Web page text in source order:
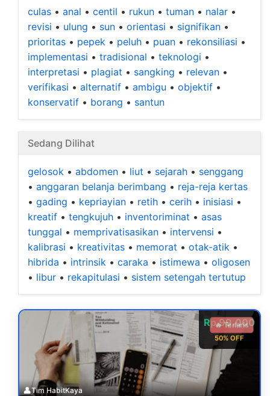
culas • anal • centil • rukun • tuman • nalar •
revisi • ulung • sun • orientasi • signifikan •
prioritas • pepek • peluh • puan • rekonsiliasi •
implementasi • tradisional • teknologi •
interpretasi • plagiat • sangking • relevan •
verifikasi • alternatif • ambigu • objektif •
konservatif • borang • santun
Sedang Dilihat
gelosok • abdomen • liut • sejarah • senggang
• anggaran belanja berimbang • reja-reja kertas
• gading • kepriayian • retih • cerih • inisiasi •
kreatif • tengkujuh • inventoriminat • asas
tunggal • memprivatisasikan • intervensi •
kalibrasi • kreativitas • memorat • otak-atik •
hibrida • intrinsik • caraka • istimewa • oligosen
• libur • rekapitulasi • sistem setengah tertutup
Rp 99.000
50% OFF
🔥 Terlaris
👤Tim HabitKaya